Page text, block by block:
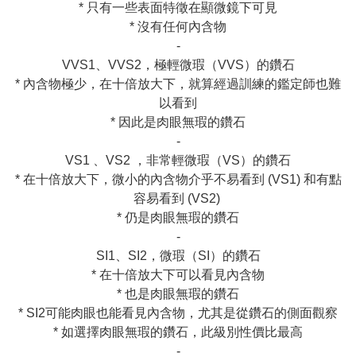
* 只有一些表面特徵在顯微鏡下可見
* 沒有任何內含物
-
VVS1、VVS2，極輕微瑕（VVS）的鑽石
* 內含物極少，在十倍放大下，就算經過訓練的鑑定師也難
以看到
* 因此是肉眼無瑕的鑽石
-
VS1 、VS2 ，非常輕微瑕（VS）的鑽石
* 在十倍放大下，微小的內含物介乎不易看到 (VS1) 和有點
容易看到 (VS2)
* 仍是肉眼無瑕的鑽石
-
SI1、SI2，微瑕（SI）的鑽石
* 在十倍放大下可以看見內含物
* 也是肉眼無瑕的鑽石
* SI2可能肉眼也能看見內含物，尤其是從鑽石的側面觀察
* 如選擇肉眼無瑕的鑽石，此級別性價比最高
-